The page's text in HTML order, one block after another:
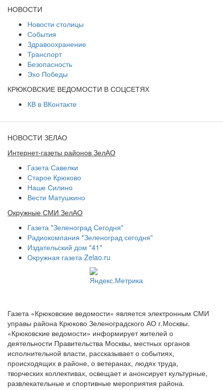
НОВОСТИ
Новости столицы
События
Здравоохранение
Транспорт
Безопасность
Эхо Победы
КРЮКОВСКИЕ ВЕДОМОСТИ В СОЦСЕТЯХ
КВ в ВКонтакте
НОВОСТИ ЗЕЛАО
Интернет-газеты районов ЗелАО
Газета Савелки
Старое Крюково
Наше Силино
Вести Матушкино
Окружные СМИ ЗелАО
Газета "Зеленоград Сегодня"
Радиокомпания "Зеленоград сегодня"
Издательский дом "41"
Окружная газета Zelao.ru
Газета «Крюковские ведомости» является электронным СМИ
управы района Крюково Зеленоградского АО г.Москвы.
«Крюковские ведомости» информирует жителей о
деятельности Правительства Москвы, местных органов
исполнительной власти, рассказывает о событиях,
происходящих в районе, о ветеранах, людях труда,
творческих коллективах, освещает и анонсирует культурные,
развлекательные и спортивные мероприятия района.